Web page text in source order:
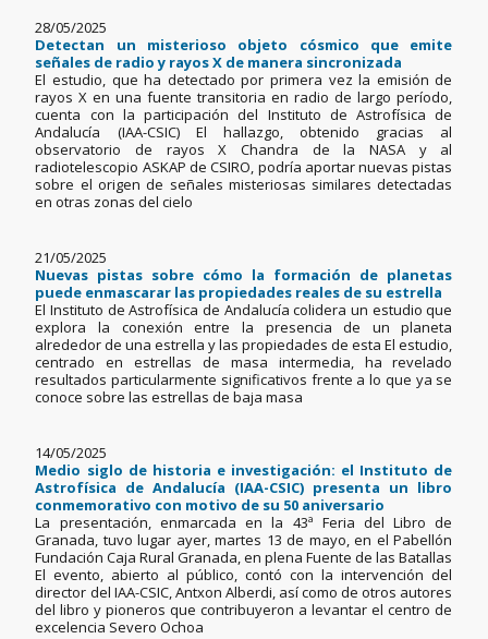
28/05/2025
Detectan un misterioso objeto cósmico que emite
señales de radio y rayos X de manera sincronizada
El estudio, que ha detectado por primera vez la emisión de
rayos X en una fuente transitoria en radio de largo período,
cuenta con la participación del Instituto de Astrofísica de
Andalucía (IAA-CSIC) El hallazgo, obtenido gracias al
observatorio de rayos X Chandra de la NASA y al
radiotelescopio ASKAP de CSIRO, podría aportar nuevas pistas
sobre el origen de señales misteriosas similares detectadas
en otras zonas del cielo
21/05/2025
Nuevas pistas sobre cómo la formación de planetas
puede enmascarar las propiedades reales de su estrella
El Instituto de Astrofísica de Andalucía colidera un estudio que
explora la conexión entre la presencia de un planeta
alrededor de una estrella y las propiedades de esta El estudio,
centrado en estrellas de masa intermedia, ha revelado
resultados particularmente significativos frente a lo que ya se
conoce sobre las estrellas de baja masa
14/05/2025
Medio siglo de historia e investigación: el Instituto de
Astrofísica de Andalucía (IAA-CSIC) presenta un libro
conmemorativo con motivo de su 50 aniversario
La presentación, enmarcada en la 43ª Feria del Libro de
Granada, tuvo lugar ayer, martes 13 de mayo, en el Pabellón
Fundación Caja Rural Granada, en plena Fuente de las Batallas
El evento, abierto al público, contó con la intervención del
director del IAA-CSIC, Antxon Alberdi, así como de otros autores
del libro y pioneros que contribuyeron a levantar el centro de
excelencia Severo Ochoa